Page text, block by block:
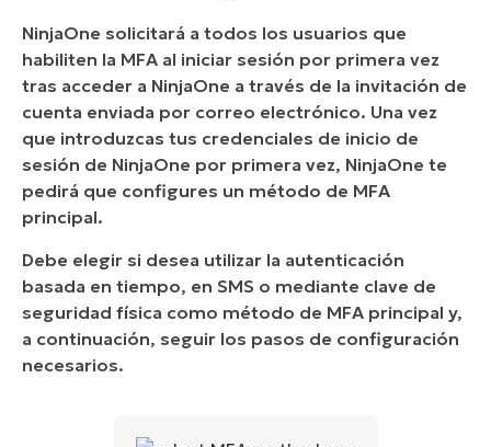
NinjaOne solicitará a todos los usuarios que
habiliten la MFA al iniciar sesión por primera vez
tras acceder a NinjaOne a través de la invitación de
cuenta enviada por correo electrónico. Una vez
que introduzcas tus credenciales de inicio de
sesión de NinjaOne por primera vez, NinjaOne te
pedirá que configures un método de MFA
principal.
Debe elegir si desea utilizar la autenticación
basada en tiempo, en SMS o mediante clave de
seguridad física como método de MFA principal y,
a continuación, seguir los pasos de configuración
necesarios.